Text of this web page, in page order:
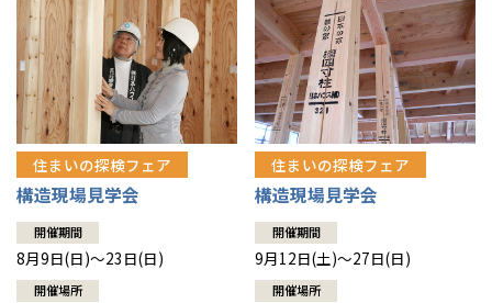
住まいの探検フェア
構造現場見学会
開催期間
8月9日(日)～23日(日)
開催場所
住まいの探検フェア
構造現場見学会
開催期間
9月12日(土)～27日(日)
開催場所